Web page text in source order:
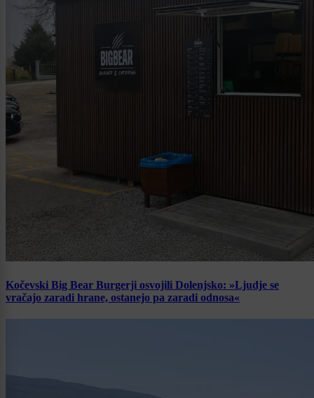
Kočevski Big Bear Burgerji osvojili Dolenjsko: »Ljudje se
vračajo zaradi hrane, ostanejo pa zaradi odnosa«